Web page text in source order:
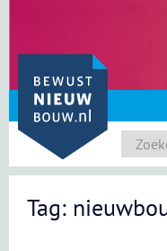
content
Tag: